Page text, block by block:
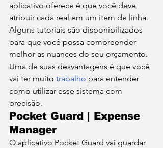
aplicativo oferece é que você deve
atribuir cada real em um item de linha.
Alguns tutoriais são disponibilizados
para que você possa compreender
melhor as nuances do seu orçamento.
Uma de suas desvantagens é que você
vai ter muito trabalho para entender
como utilizar esse sistema com
precisão.
Pocket Guard | Expense
Manager
O aplicativo Pocket Guard vai guardar